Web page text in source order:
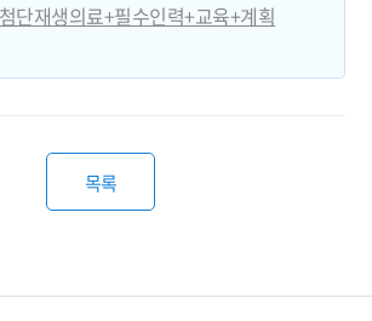
단재생의료+필수인력+교육+계획
목록